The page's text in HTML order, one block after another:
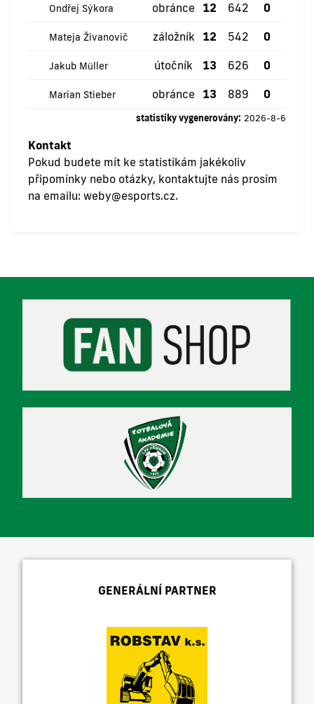
Ondřej Sýkora obránce 12 642 0
Mateja Živanovič záložník 12 542 0
Jakub Müller útočník 13 626 0
Marian Stieber obránce 13 889 0
statistiky vygenerovány: 2026-8-6
Kontakt
Pokud budete mít ke statistikám jakékoliv
připomínky nebo otázky, kontaktujte nás prosím
na emailu: weby@esports.cz.
GENERÁLNÍ PARTNER